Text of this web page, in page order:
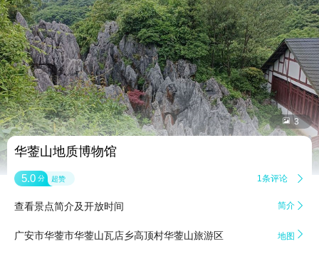
 3
华蓥山地质博物馆
5.0 分 超赞 1条评论 
查看景点简介及开放时间 简介 
广安市华蓥市华蓥山瓦店乡高顶村华蓥山旅游区 地图 
